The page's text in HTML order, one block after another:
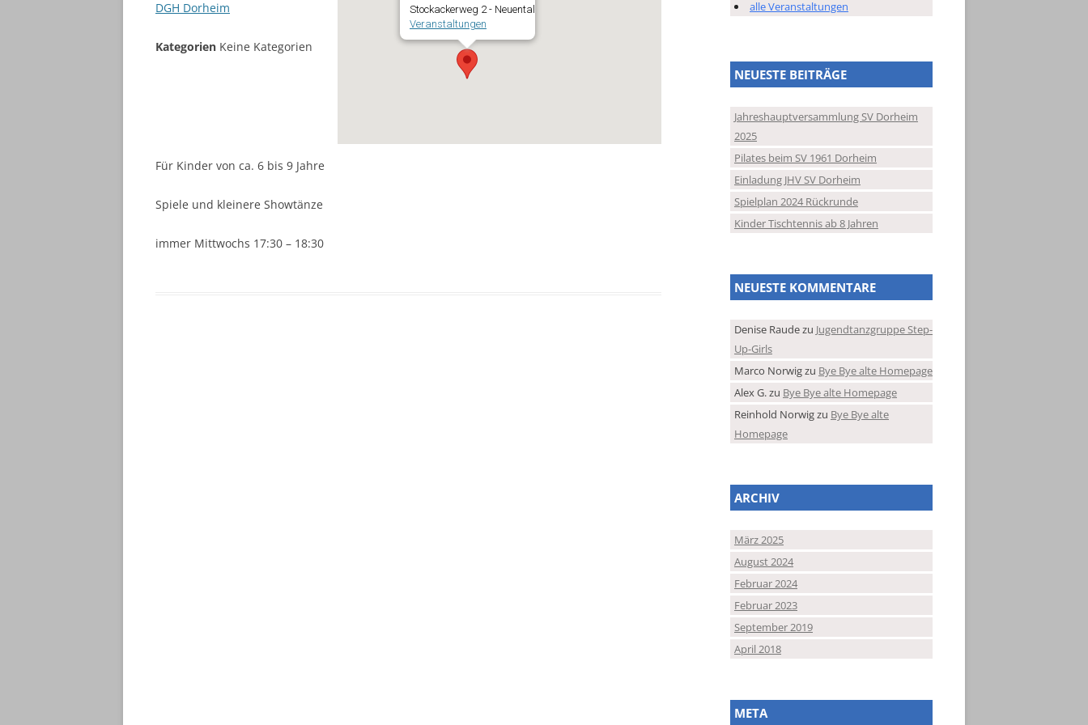
Stockackerweg 2 - Neuental
Veranstaltungen
DGH Dorheim
Kategorien Keine Kategorien
Für Kinder von ca. 6 bis 9 Jahre
Spiele und kleinere Showtänze
immer Mittwochs 17:30 – 18:30
alle Veranstaltungen
NEUESTE BEITRÄGE
Jahreshauptversammlung SV Dorheim
2025
Pilates beim SV 1961 Dorheim
Einladung JHV SV Dorheim
Spielplan 2024 Rückrunde
Kinder Tischtennis ab 8 Jahren
NEUESTE KOMMENTARE
Denise Raudezu Jugendtanzgruppe Step-
Up-Girls
Marco Norwigzu Bye Bye alte Homepage
Alex G.zu Bye Bye alte Homepage
Reinhold Norwigzu Bye Bye alte
Homepage
ARCHIV
März 2025
August 2024
Februar 2024
Februar 2023
September 2019
April 2018
META